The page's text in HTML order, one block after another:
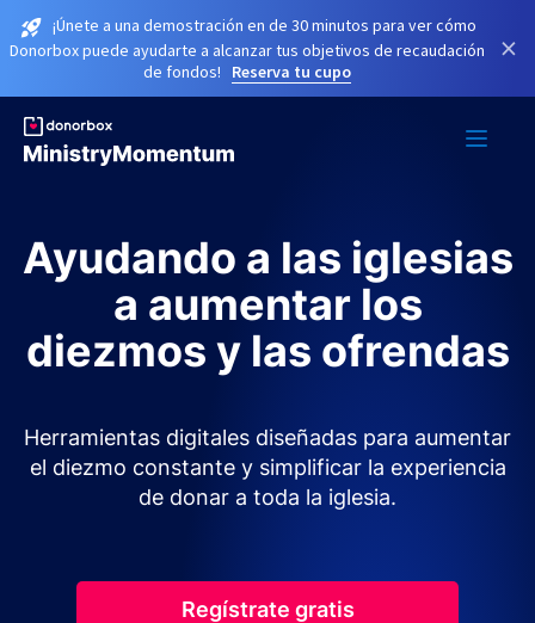
¡Únete a una demostración en de 30 minutos para ver cómo
Donorbox puede ayudarte a alcanzar tus objetivos de recaudación
de fondos!
Reserva tu cupo
×
Ayudando a las iglesias
a aumentar los
diezmos y las ofrendas
Herramientas digitales diseñadas para aumentar
el diezmo constante y simplificar la experiencia
de donar a toda la iglesia.
Regístrate gratis